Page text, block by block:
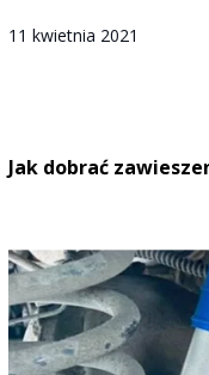
11 kwietnia 2021
Jak dobrać